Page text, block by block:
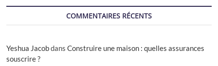
COMMENTAIRES RÉCENTS
Yeshua JacobdansConstruire une maison : quelles assurances
souscrire ?